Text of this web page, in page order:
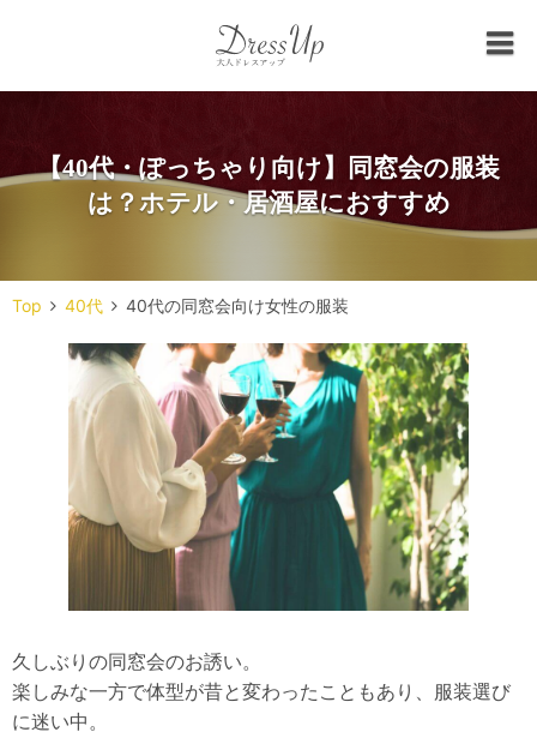
【40代・ぽっちゃり向け】同窓会の服装
は？ホテル・居酒屋におすすめ
Top 40代 40代の同窓会向け女性の服装
久しぶりの同窓会のお誘い。
楽しみな一方で体型が昔と変わったこともあり、服装選び
に迷い中。